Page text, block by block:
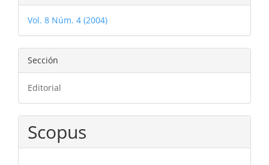
del
artículo
Vol. 8 Núm. 4 (2004)
Sección
Editorial
Scopus